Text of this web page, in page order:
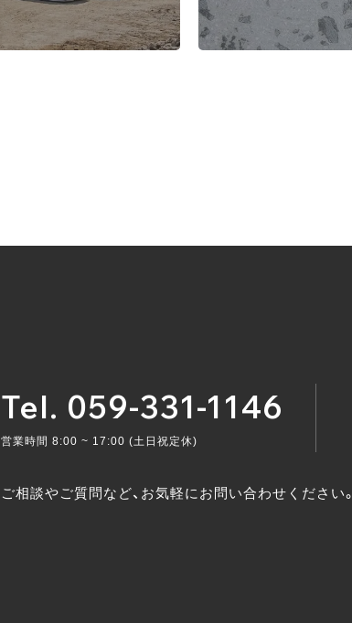
Tel. 059-331-1146
営業時間 8:00 ~ 17:00 (土日祝定休)
ご相談やご質問など、お気軽にお問い合わせください。